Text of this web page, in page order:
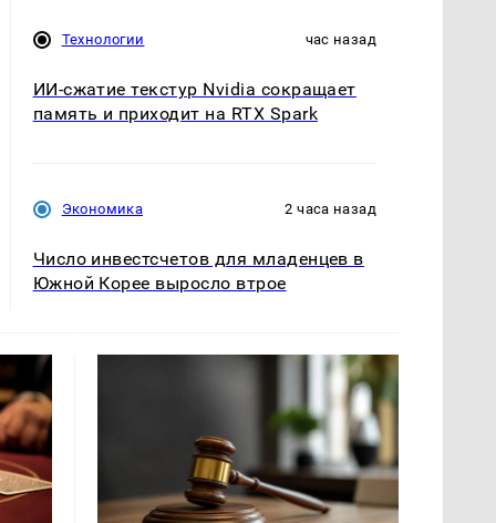
Технологии час назад
ИИ-сжатие текстур Nvidia сокращает
память и приходит на RTX Spark
Экономика 2 часа назад
Число инвестсчетов для младенцев в
Южной Корее выросло втрое